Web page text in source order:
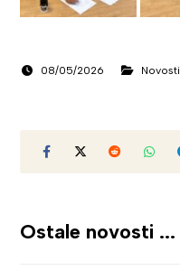
08/05/2026 Novosti
Ostale novosti ...